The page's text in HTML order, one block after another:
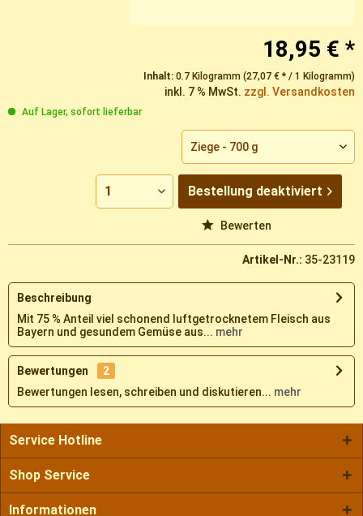
18,95 € *
Inhalt: 0.7 Kilogramm (27,07 € * / 1 Kilogramm)
inkl. 7 % MwSt. zzgl. Versandkosten
Auf Lager, sofort lieferbar
Bestellung deaktiviert
Bewerten
Artikel-Nr.: 35-23119
Beschreibung
Mit 75 % Anteil viel schonend luftgetrocknetem Fleisch aus
Bayern und gesundem Gemüse aus... mehr
Bewertungen
2
Bewertungen lesen, schreiben und diskutieren... mehr
Service Hotline
Shop Service
Informationen